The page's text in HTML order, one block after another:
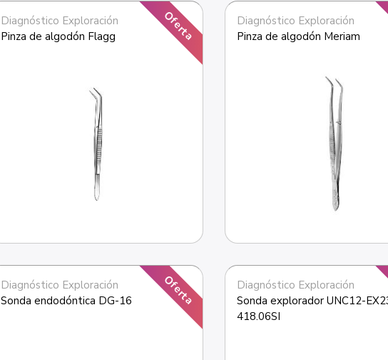
Oferta
Diagnóstico Exploración
Pinza de algodón Flagg
Diagnóstico Exploración
Pinza de algodón Meriam
Oferta
Diagnóstico Exploración
Sonda endodóntica DG-16
Diagnóstico Exploración
Sonda explorador UNC12-
418.06SI